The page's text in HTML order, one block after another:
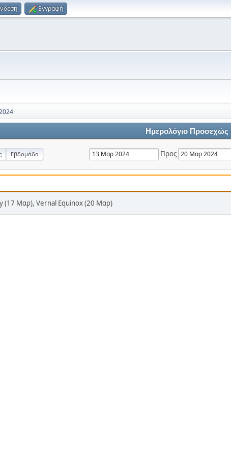
Εγγραφή
Ημερολόγιο Προσεχώς
Εβδομάδα Προς
(17 Μαρ), Vernal Equinox (20 Μαρ)